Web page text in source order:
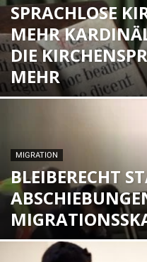
SPRACHLOSE
MEHR
DIE
MEHR
MIGRATION
BLEIBERECHT